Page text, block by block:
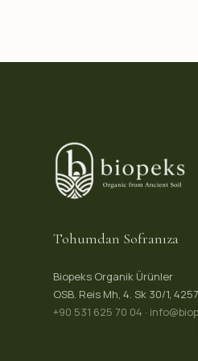
Tohumdan Sofranıza
Biopeks Organik Ürünler
OSB. Reis Mh, 4. Sk 30/1,
+90 531 625 70 04 ·